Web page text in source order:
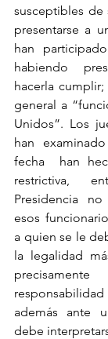
susceptibles de
presentarse a
han
habiendo
hacerla
general a
Unidos”. Los
han
fecha  han
restrictiva,
Presidencia
esos
a quien se le
la legalidad
además ante
debe